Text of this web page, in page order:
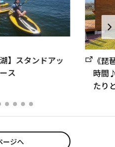
】スタンドアッ
ス
《琵
時間
たり
ージへ